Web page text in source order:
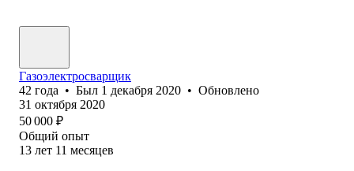
Газоэлектросварщик
42 года • Был 1 декабря 2020 • Обновлено
31 октября 2020
50 000 ₽
Общий опыт
13 лет 11 месяцев